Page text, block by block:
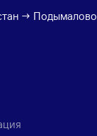
→ Подымалово